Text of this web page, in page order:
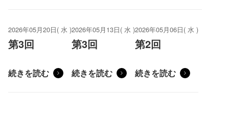
2026年05月20日( 水 )
第3回
続きを読む
2026年05月13日( 水 )
第3回
続きを読む
2026年05月06日( 水 )
第2回
続きを読む